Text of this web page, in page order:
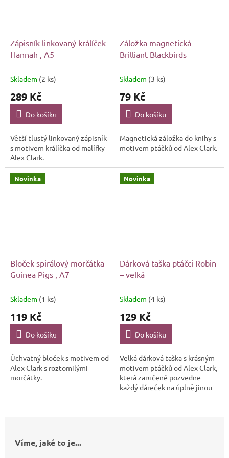
Zápisník linkovaný králíček
Hannah , A5
Skladem (2 ks)
289 Kč
Do košíku
Větší tlustý linkovaný zápisník
s motivem králíčka od malířky
Alex Clark.
Záložka magnetická
Brilliant Blackbirds
Skladem (3 ks)
79 Kč
Do košíku
Magnetická záložka do knihy s
motivem ptáčků od Alex Clark.
Novinka
Bloček spirálový morčátka
Guinea Pigs , A7
Skladem (1 ks)
119 Kč
Do košíku
Úchvatný bloček s motivem od
Alex Clark s roztomilými
morčátky.
Novinka
Dárková taška ptáčci Robin
– velká
Skladem (4 ks)
129 Kč
Do košíku
Velká dárková taška s krásným
motivem ptáčků od Alex Clark,
která zaručené pozvedne
každý dáreček na úplně jinou
Víme, jaké to je...